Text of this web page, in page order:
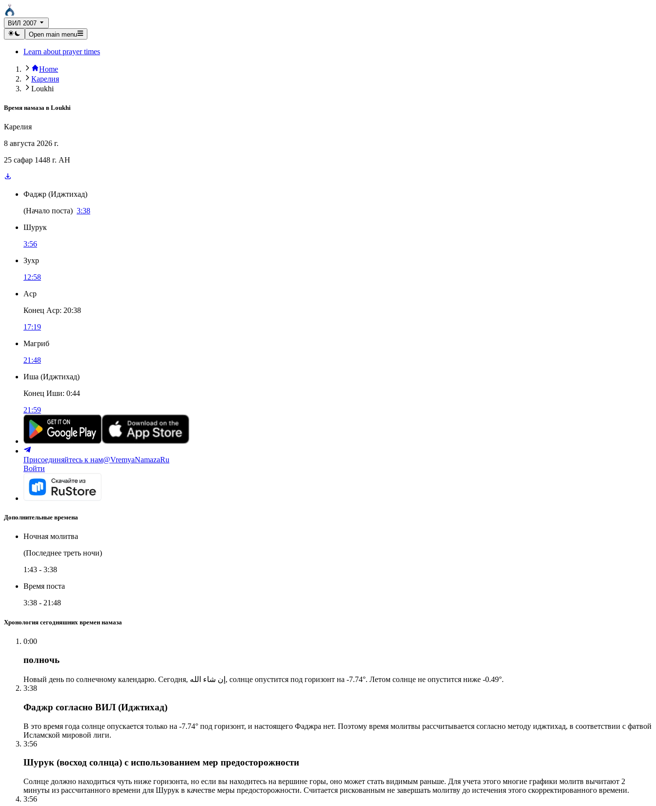
ВИЛ 2007
Open main menu
Learn about prayer times
Home
Карелия
Loukhi
Время намаза в Loukhi
Карелия
8 августа 2026 г.
25 сафар 1448 г. AH
Фаджр (Иджтихад)
(Начало поста) 3:38
Шурук
3:56
Зухр
12:58
Аср
Конец Аср: 20:38
17:19
Магриб
21:48
Иша (Иджтихад)
Конец Иши: 0:44
21:59
Присоединяйтесь к нам@VremyaNamazaRu
Войти
Дополнительные времена
Ночная молитва
(Последнее треть ночи)
1:43 - 3:38
Время поста
3:38 - 21:48
Хронология сегодняшних времен намаза
0:00
полночь
Новый день по солнечному календарю. Сегодня, إن شاء الله, солнце опустится под горизонт на -7.74°. Летом солнце не опустится ниже -0.49°.
3:38
Фаджр согласно ВИЛ (Иджтихад)
В это время года солнце опускается только на -7.74° под горизонт, и настоящего Фаджра нет. Поэтому время молитвы рассчитывается согласно методу иджтихад, в соответствии с фатвой
Исламской мировой лиги.
3:56
Шурук (восход солнца) с использованием мер предосторожности
Солнце должно находиться чуть ниже горизонта, но если вы находитесь на вершине горы, оно может стать видимым раньше. Для учета этого многие графики молитв вычитают 2
минуты из рассчитанного времени для Шурук в качестве меры предосторожности. Считается рискованным не завершать молитву до истечения этого скорректированного времени.
3:56